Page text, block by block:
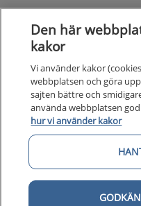
Kunskapsstöd
Om 1177 för
Den här
kakor
Vi använder kakor
webbplatsen och göra
sajten bättre och
använda webbplatsen
hur vi använder kakor